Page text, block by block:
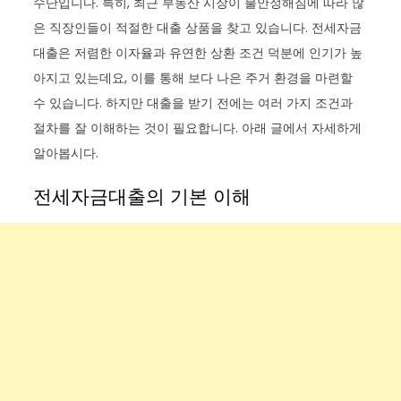
은 직장인들이 적절한 대출 상품을 찾고 있습니다. 전세자금
대출은 저렴한 이자율과 유연한 상환 조건 덕분에 인기가 높
아지고 있는데요, 이를 통해 보다 나은 주거 환경을 마련할
수 있습니다. 하지만 대출을 받기 전에는 여러 가지 조건과
절차를 잘 이해하는 것이 필요합니다. 아래 글에서 자세하게
알아봅시다.
전세자금대출의 기본 이해